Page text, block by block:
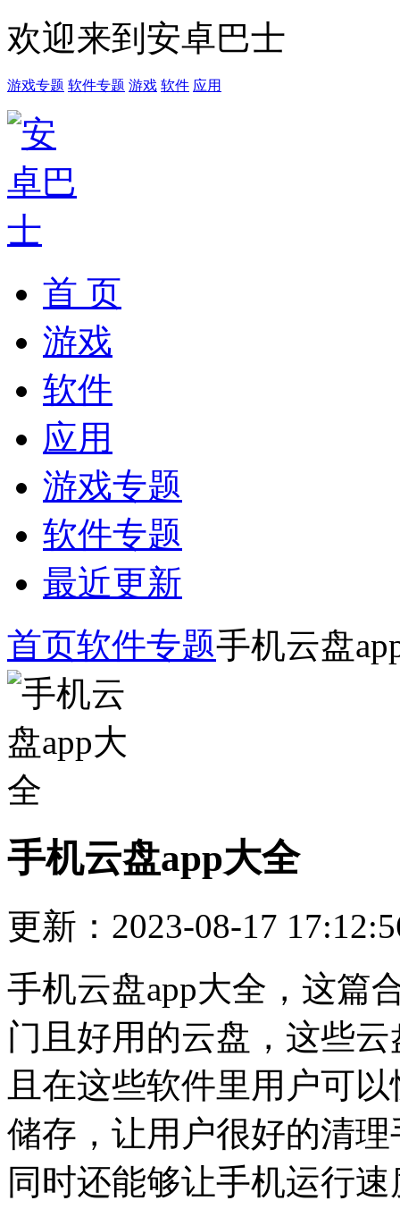
欢迎来到安卓巴士
游戏专题 软件专题 游戏 软件 应用
首 页
游戏
软件
应用
游戏专题
软件专题
最近更新
首页软件专题手机云盘
手机云盘app大全
更新：2023-08-17
手机云盘app大全，这篇
门且好用的云盘，这些
且在这些软件里用户可
储存，让用户很好的清
同时还能够让手机运行